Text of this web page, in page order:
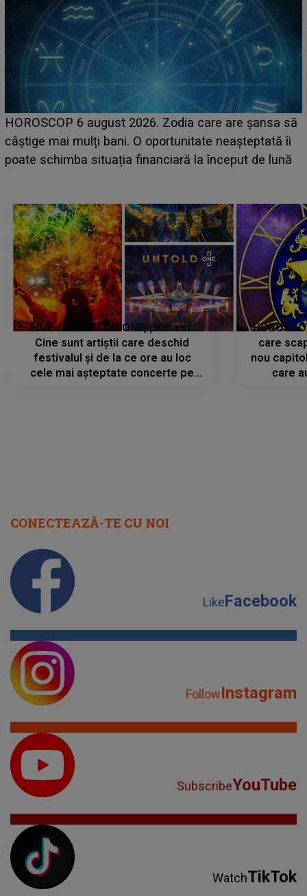
HOROSCOP 6 august 2026. Zodia care are șansa să
câștige mai mulți bani. O oportunitate neașteptată îi
poate schimba situația financiară la început de lună
LINE-UP UNTOLD ONE, prima zi.
Cine sunt artiștii care deschid
festivalul și de la ce ore au loc
cele mai așteptate concerte pe
care
nou
care
CONECTEAZĂ-TE CU NOI
LikeFacebook
FollowInstagram
SubscribeYouTube
WatchTikTok